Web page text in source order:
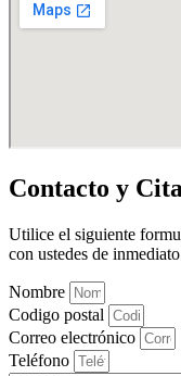
Contacto y
Utilice el siguiente
con ustedes de
Nombre
Codigo postal
Correo electrónico
Teléfono